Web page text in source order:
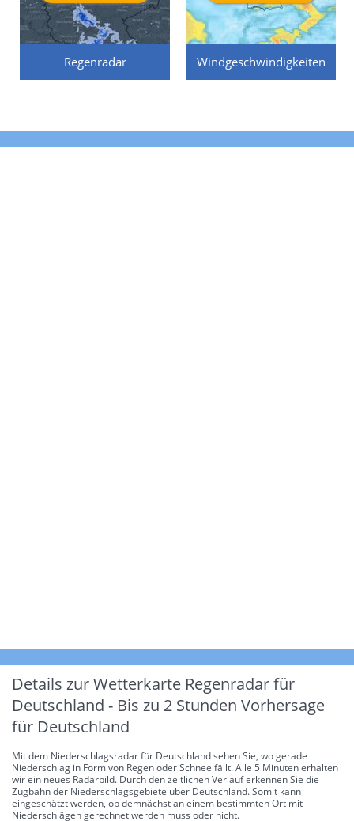
Regenradar Windgeschwindigkeiten
Details zur Wetterkarte Regenradar für
Deutschland - Bis zu 2 Stunden Vorhersage
für Deutschland
Mit dem Niederschlagsradar für Deutschland sehen Sie, wo gerade
Niederschlag in Form von Regen oder Schnee fällt. Alle 5 Minuten erhalten
wir ein neues Radarbild. Durch den zeitlichen Verlauf erkennen Sie die
Zugbahn der Niederschlagsgebiete über Deutschland. Somit kann
eingeschätzt werden, ob demnächst an einem bestimmten Ort mit
Niederschlägen gerechnet werden muss oder nicht.